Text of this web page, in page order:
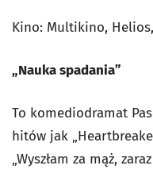
Kino: Multikino,
„Nauka spadania”
To komediodramat
hitów jak
„Wyszłam za mąż,